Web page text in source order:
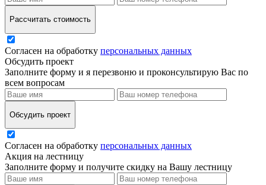
Рассчитать стоимость
Согласен на обработку персональных данных
Обсудить проект
Заполните форму и я перезвоню и проконсультирую Вас по
всем вопросам
Обсудить проект
Согласен на обработку персональных данных
Акция на лестницу
Заполните форму и получите скидку на Вашу лестницу